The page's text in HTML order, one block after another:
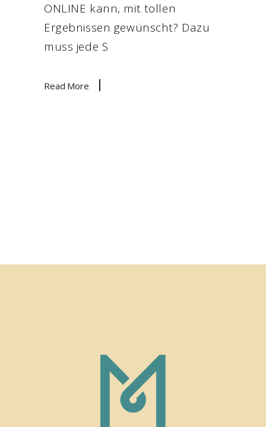
ONLINE kann, mit tollen
Ergebnissen gewünscht? Dazu
muss jede S
Read More